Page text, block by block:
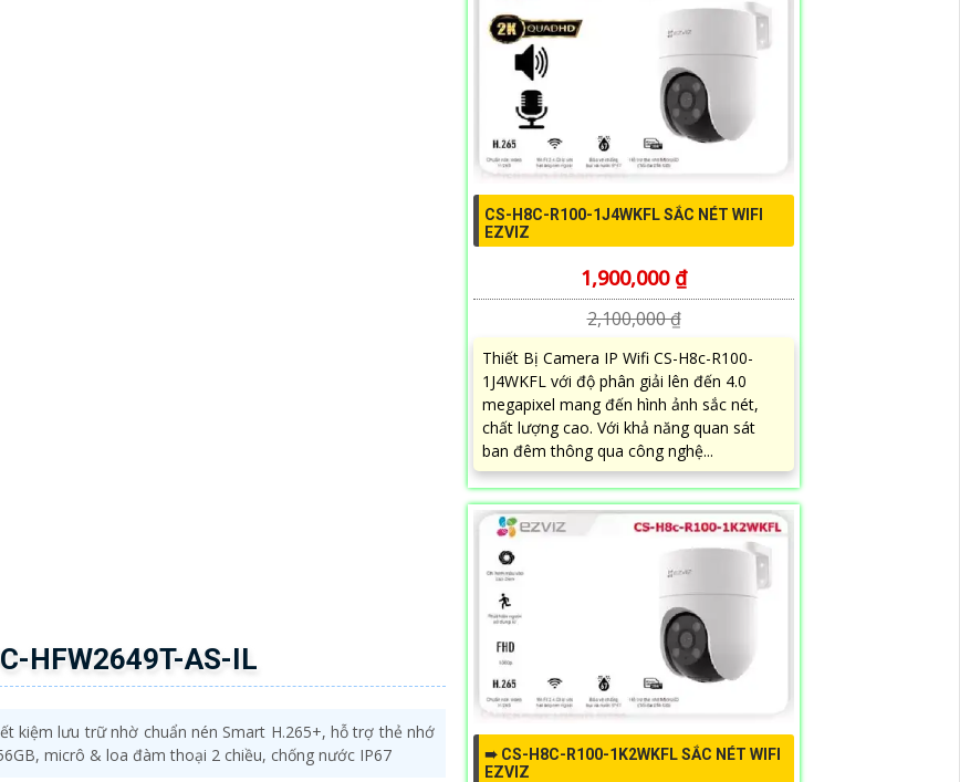
HFW2649T-AS-IL
kiệm lưu trữ nhờ chuẩn nén Smart H.265+, hỗ trợ thẻ nhớ
micrô & loa đàm thoại 2 chiều, chống nước IP67
CS-H8C-R100-1J4WKFL SẮC NÉT WIFI
EZVIZ
1,900,000 ₫
2,100,000 ₫
Thiết Bị Camera IP Wifi CS-H8c-R100-
1J4WKFL với độ phân giải lên đến 4.0
megapixel mang đến hình ảnh sắc nét,
chất lượng cao. Với khả năng quan sát
ban đêm thông qua công nghệ...
➠ CS-H8C-R100-1K2WKFL SẮC NÉT WIFI
EZVIZ